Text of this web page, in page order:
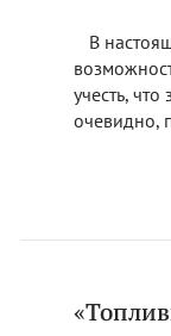
В
учесть,
очевидно,